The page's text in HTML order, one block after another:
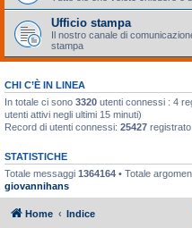
Ufficio stampa
Il nostro canale di
stampa
CHI C’È IN LINEA
In totale ci sono 3320 utenti connessi : 4
utenti attivi negli ultimi 15 minuti)
Record di utenti connessi: 25427
STATISTICHE
Totale messaggi 1364164 • Totale
giovannihans
Home Indice